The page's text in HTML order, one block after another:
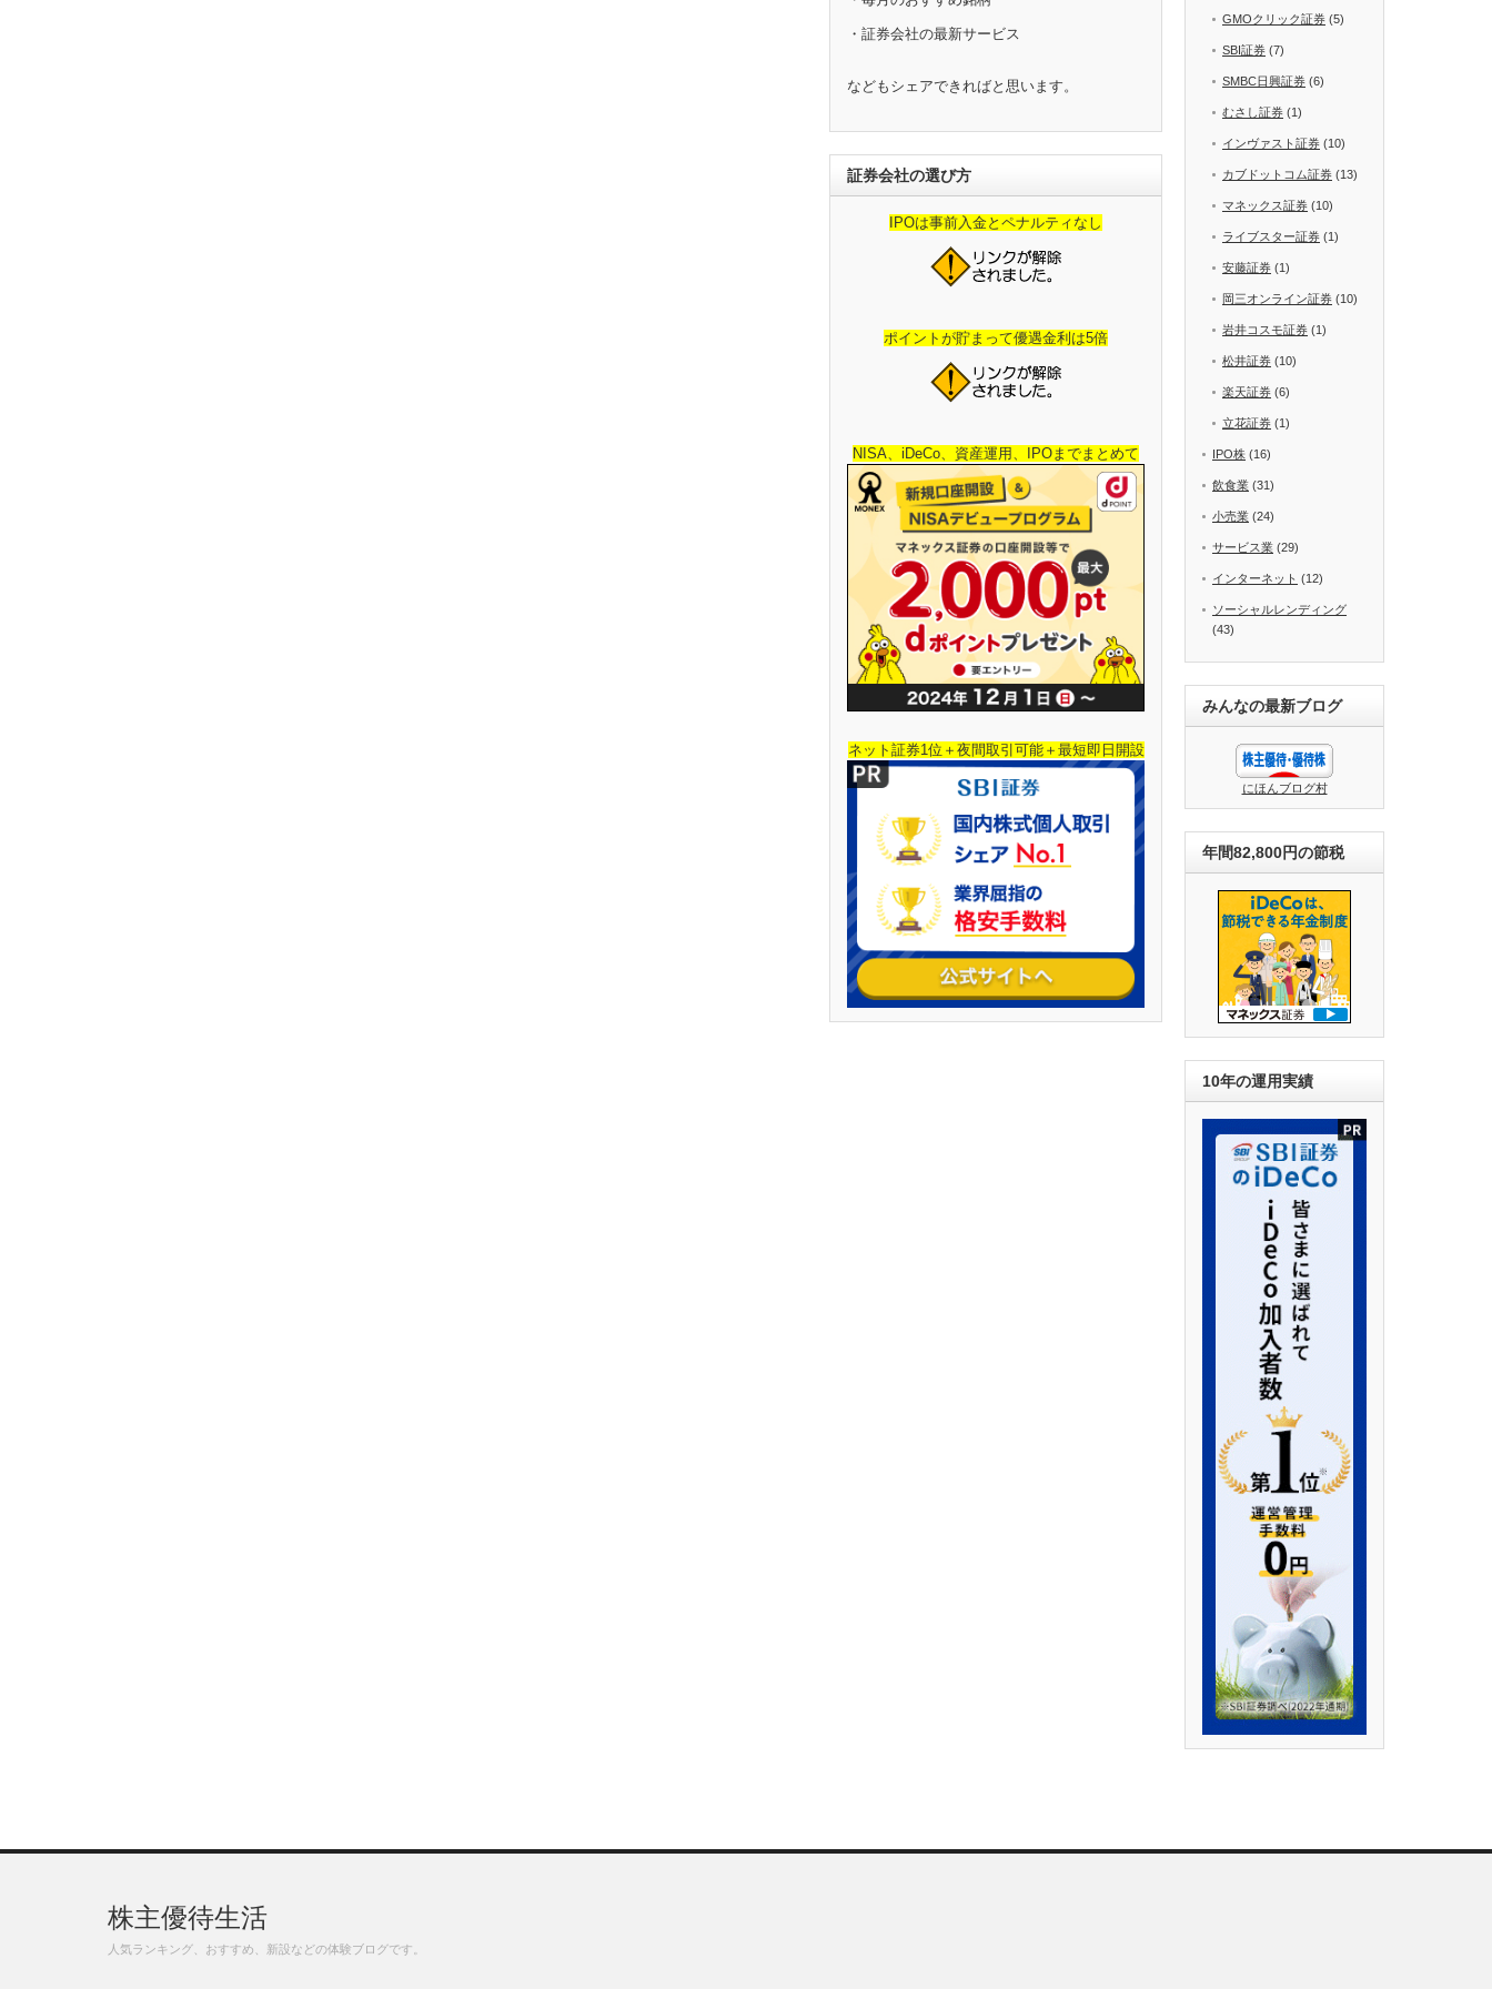
・証券会社の最新サービス
などもシェアできればと思います。
証券会社の選び方
IPOは事前入金とペナルティなし
ポイントが貯まって優遇金利は5倍
NISA、iDeCo、資産運用、IPOまでまとめて
ネット証券1位＋夜間取引可能＋最短即日開設
GMOクリック証券 (5)
SBI証券 (7)
SMBC日興証券 (6)
むさし証券 (1)
インヴァスト証券 (10)
カブドットコム証券 (13)
マネックス証券 (10)
ライブスター証券 (1)
安藤証券 (1)
岡三オンライン証券 (10)
岩井コスモ証券 (1)
松井証券 (10)
楽天証券 (6)
立花証券 (1)
IPO株 (16)
飲食業 (31)
小売業 (24)
サービス業 (29)
インターネット (12)
ソーシャルレンディング
(43)
みんなの最新ブログ
にほんブログ村
年間82,800円の節税
10年の運用実績
株主優待生活
人気ランキング、おすすめ、新設などの体験ブログです。